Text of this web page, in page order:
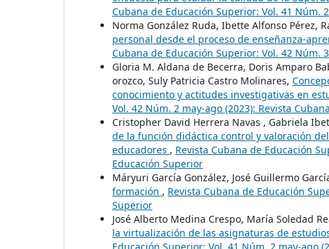
Cubana de Educación Superior: Vol. 41 Núm.
Norma González Ruda, Ibette Alfonso Pérez,
personal desde el proceso de enseñanza-
Cubana de Educación Superior: Vol. 42 Núm.
Gloria M. Aldana de Becerra, Doris Amparo
orozco, Suly Patricia Castro Molinares,
conocimiento y actitudes investigativas en
Vol. 42 Núm. 2 may-ago (2023): Revista
Cristopher David Herrera Navas , Gabriela
de la función didáctica control y valoración
educadores , Revista Cubana de Educación
Educación Superior
Máryuri García González, José Guillermo
formación , Revista Cubana de Educación
Superior
José Alberto Medina Crespo, María Soledad
la virtualización de las asignaturas de